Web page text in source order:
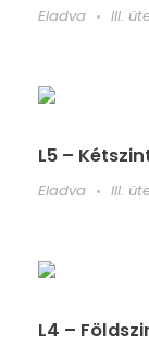
Eladva III.
L5 –
Eladva III.
L4 –